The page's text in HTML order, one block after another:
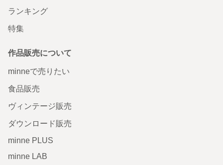
ランキング
特集
作品販売について
minneで売りたい
食品販売
ヴィンテージ販売
ダウンロード販売
minne PLUS
minne LAB